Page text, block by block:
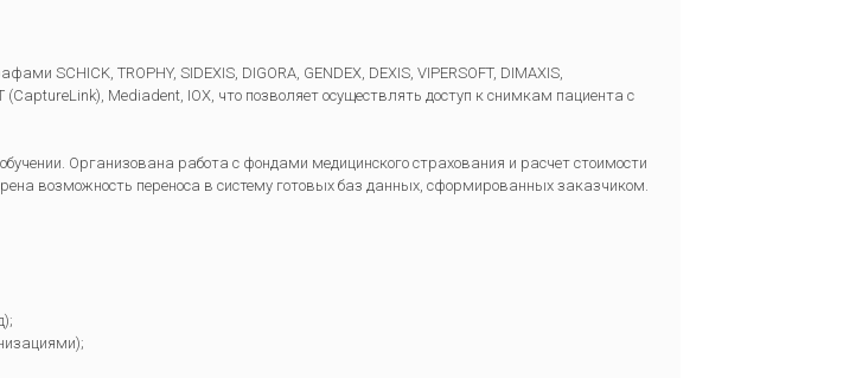
SCHICK, TROPHY, SIDEXIS, DIGORA, GENDEX, DEXIS, VIPERSOFT, DIMAXIS,
(CaptureLink), Mediadent, IOX, что позволяет осуществлять доступ к снимкам пациента с
Организована работа с фондами медицинского страхования и расчет стоимости
возможность переноса в систему готовых баз данных, сформированных заказчиком.